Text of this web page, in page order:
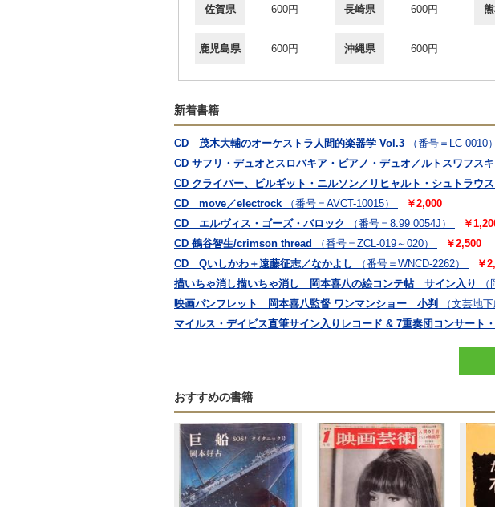
佐賀県 600円 長崎県 600円
鹿児島県 600円 沖縄県 600円
新着書籍
CD 茂木大輔のオーケストラ人間的楽器学 Vol.3 （番号＝LC-0010）
CD サフリ・デュオとスロバキア・ピアノ・デュオ／ルトスワフス
CD クライバー、ビルギット・ニルソン／リヒャルト・シュトラ
CD move／electrock
（番号＝AVCT-10015）
￥2,000
CD エルヴィス・ゴーズ・バロック
（番号＝8.99 0054J）
￥
CD 鶴谷智生/crimson thread
（番号＝ZCL-019～020）
￥2,500
CD Qいしかわ＋遠藤征志／なかよし
（番号＝WNCD-2262）
￥
描いちゃ消し描いちゃ消し 岡本喜八の絵コンテ帖 サイン入り
映画パンフレット 岡本喜八監督 ワンマンショー 小判
（文芸地下
マイルス・デイビス直筆サイン入りレコード & 7重奏団コンサート
おすすめの書籍